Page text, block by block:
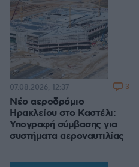
Νέο αεροδρόμιο
Ηρακλείου στο Καστέλι:
Υπογραφή σύμβασης για
συστήματα αεροναυτιλίας
07.08.2026, 12:37 3